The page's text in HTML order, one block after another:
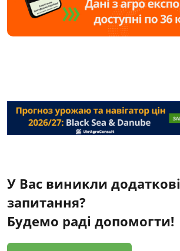
У Вас виникли додаткові
запитання?
Будемо раді допомогти!